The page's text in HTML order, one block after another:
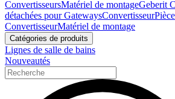
ConvertisseursMatériel de montageGeberit
détachées pour GatewaysConvertisseur
ConvertisseurMatériel de montage
Catégories de produits
Lignes de salle de bains
Nouveautés